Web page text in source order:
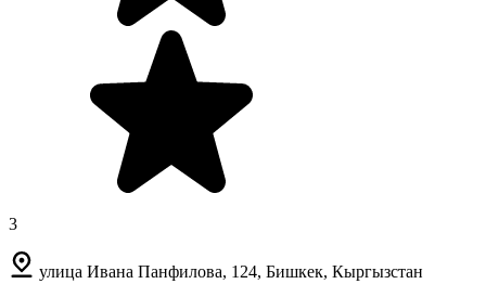
3
улица Ивана Панфилова, 124, Бишкек, Кыргызстан